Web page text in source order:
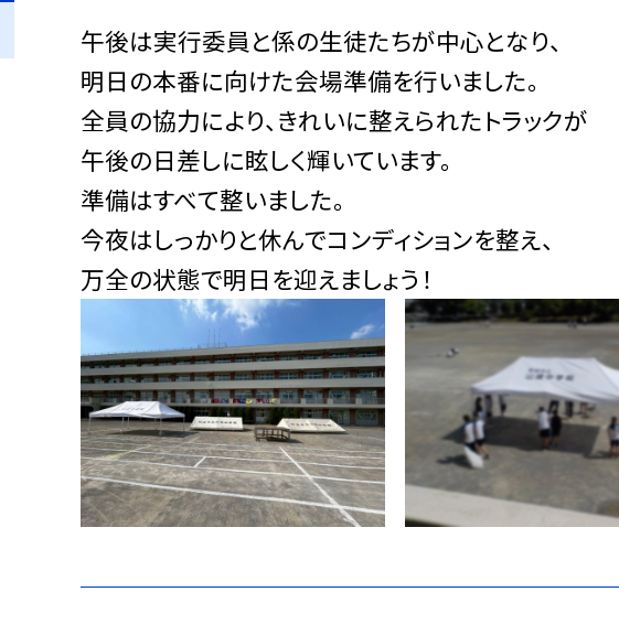
午後は実行委員と係の生徒たちが中心となり、
明日の本番に向けた会場準備を行いました。
全員の協力により、きれいに整えられたトラックが
午後の日差しに眩しく輝いています。
準備はすべて整いました。
今夜はしっかりと休んでコンディションを整え、
万全の状態で明日を迎えましょう！